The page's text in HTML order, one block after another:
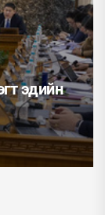
эдийн